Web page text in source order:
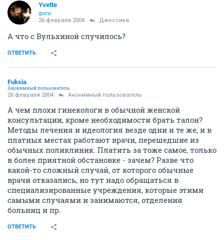
Yvette
guru
26 февраля 2004 Джессика
А что с Вульхиной случилось?
ОТВЕТИТЬ
Fuksia
Анонимный пользователь
26 февраля 2004 Анонимный пользователь
А чем плохи гинекологи в обычной женской
консультации, кроме необходимости брать талон?
Методы лечения и идеология везде одни и те же, и в
платных местах работают врачи, перешедшие из
обычных поликлиник. Платить за тоже самое, только
в более приятной обстановке - зачем? Разве что
какой-то сложный случай, от которого обычные
врачи отказались, но тут надо обращаться в
специализированные учреждения, которые этими
самыми случаями и занимаются, отделения
больниц и пр.
ОТВЕТИТЬ